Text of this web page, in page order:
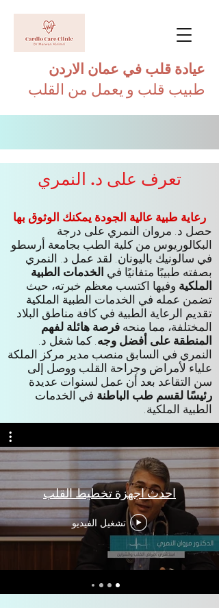
عيادة قلب في عمان الاردن
طبيب قلب و يعمل من القلب
تعرف على د. النمري
رعاية طبية عالية الجودة يمكنك الوثوق بها
حصل د. مروان النمري على درجة
البكالوريوس من كلية الطب بجامعة أرسطو
في سالونيك باليونان. لقد عمل د. النمري
بصفته طبيبًا متفانيًا في الخدمات الطبية
الملكية وفيها اكتسب معظم خبرته، حيث
تضمن عمله في الخدمات الطبية الملكية
تقديم الرعاية الطبية في كافة مناطق البلاد
المختلفة، مما منحه فرصة هائلة لفهم
المنطقة على أفضل وجه. كما شغل د.
النمري في السابق منصب مدير مركز الملكة
علياء لأمراض وجراحة القلب ووصل إلى
سن التقاعد بعد أن عمل لسنوات عديدة
رئيسًا لقسم طب الباطنة في الخدمات
الطبية الملكية.
احدث اجهزة تخطيط القلب
تشغيل الفيديو